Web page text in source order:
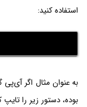
استفاده کنید:
بوده، دستور زیر را